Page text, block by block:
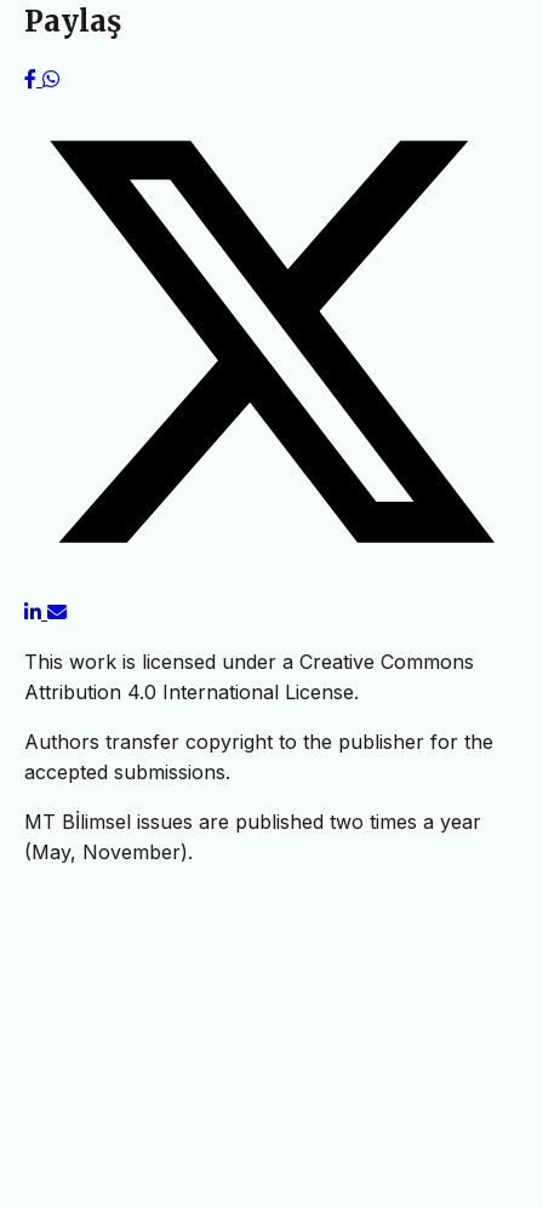
Paylaş
This work is licensed under a Creative Commons
Attribution 4.0 International License.
Authors transfer copyright to the publisher for the
accepted submissions.
MT Bİlimsel issues are published two times a year
(May, November).